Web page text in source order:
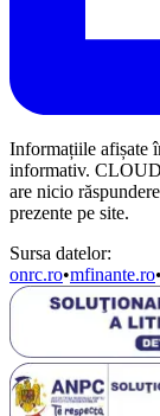
Informațiile afișate
informativ.
are nicio
prezente pe site.
Sursa datelor:
onrc.ro•mfinante.ro•